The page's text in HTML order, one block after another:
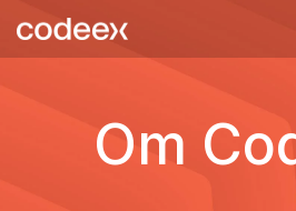
to
the
Om